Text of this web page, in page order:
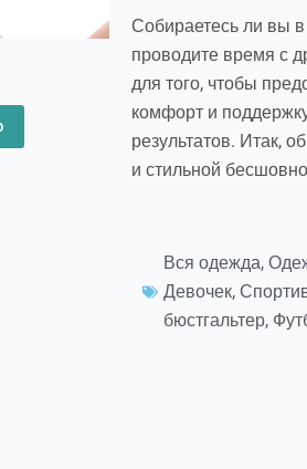
Собираетесь ли вы
проводите время с
для того, чтобы
комфорт и
результатов. Итак,
и стильной
Вся одежда,
Девочек,
бюстгальтер,